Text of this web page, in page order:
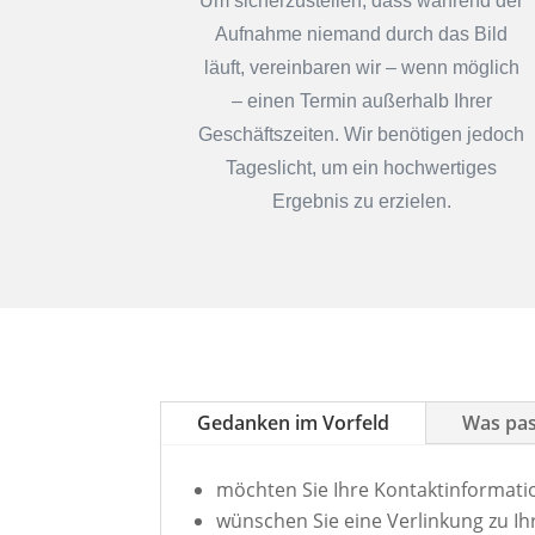
Aufnahme niemand durch das Bild
läuft, vereinbaren wir – wenn möglich
– einen Termin außerhalb Ihrer
Geschäftszeiten. Wir benötigen jedoch
Tageslicht, um ein hochwertiges
Ergebnis zu erzielen.
Gedanken im Vorfeld Was
möchten Sie Ihre
wünschen Sie eine Verlinkung zu